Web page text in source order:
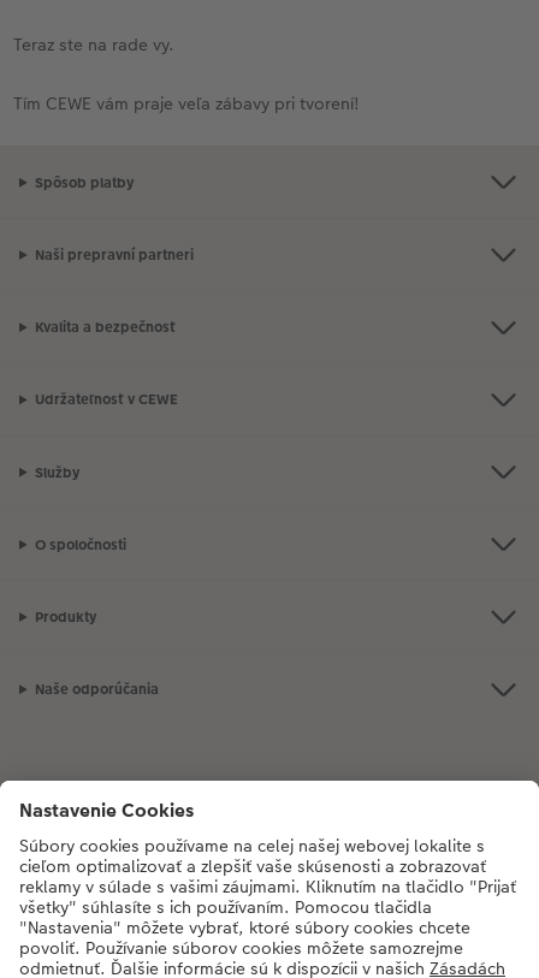
Teraz ste na rade vy.
Tím CEWE vám praje veľa zábavy pri tvorení!
Spôsob platby
Naši prepravní partneri
Kvalita a bezpečnosť
Udržateľnosť v CEWE
Služby
O spoločnosti
Produkty
Naše odporúčania
Ak máte akékoľvek otázky týkajúce sa produktov alebo objednávok,
neváhajte a zavolajte nám:02/6820 4415[Po - Pia: 8:30 - 17:00 h]